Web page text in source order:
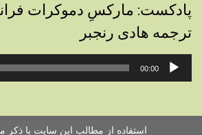
پادکست: مارکسِ دموکرات
ترجمه هادی رنجبر
پخش‌کننده
صوت
00:00
استفاده از مطالب این سایت با ذکر